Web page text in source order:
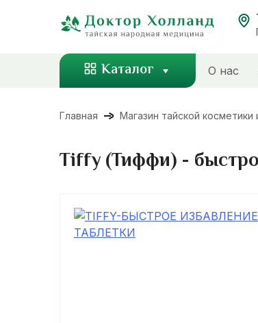
Каталог О нас
Главная Магазин тайской
Tiffy (Тиффи) -